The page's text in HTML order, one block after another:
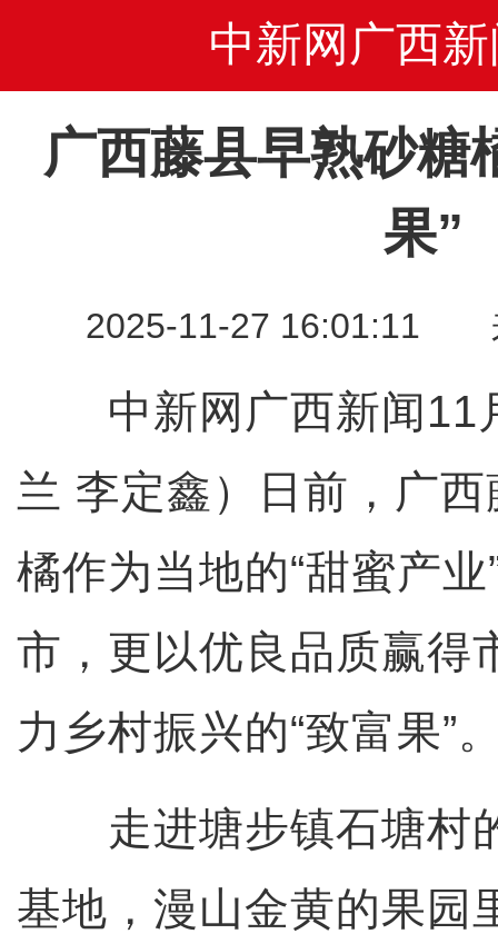
中新网广西新
广西藤县早熟砂糖
果”
2025-11-27 16:01:11
中新网广西新闻11
兰 李定鑫）日前，广
橘作为当地的“甜蜜产业
市，更以优良品质赢得
力乡村振兴的“致富果”
走进塘步镇石塘村
基地，漫山金黄的果园